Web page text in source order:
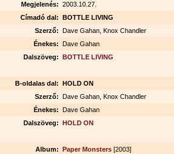
Megjelenés: 2003.10.27.
Címadó dal: BOTTLE LIVING
Szerző: Dave Gahan, Knox Chandler
Énekes: Dave Gahan
Dalszöveg: BOTTLE LIVING
B-oldalas dal: HOLD ON
Szerző: Dave Gahan, Knox Chandler
Énekes: Dave Gahan
Dalszöveg: HOLD ON
Album: Paper Monsters [2003]